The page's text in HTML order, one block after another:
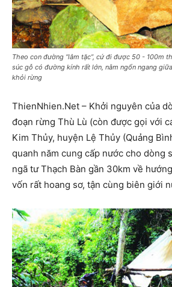
Theo con đường “lâm tặc”, cứ đi được 50 - 100m
súc gỗ có đường kính rất lớn, nằm ngổn ngang
khỏi rừng
ThienNhien.Net – Khởi nguyên của
đoạn rừng Thù Lù (còn được gọi với
Kim Thủy, huyện Lệ Thủy (Quảng
quanh năm cung cấp nước cho dòng
ngã tư Thạch Bàn gần 30km về
vốn rất hoang sơ, tận cùng biên giới